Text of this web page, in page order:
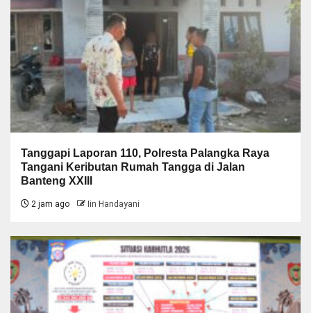
Tanggapi Laporan 110, Polresta Palangka Raya
Tangani Keributan Rumah Tangga di Jalan
Banteng XXIII
2 jam ago Iin Handayani